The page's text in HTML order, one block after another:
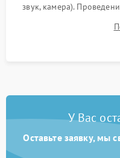
звук, камера).
для контроля
системы
У Вас
Оставьте заявку, мы